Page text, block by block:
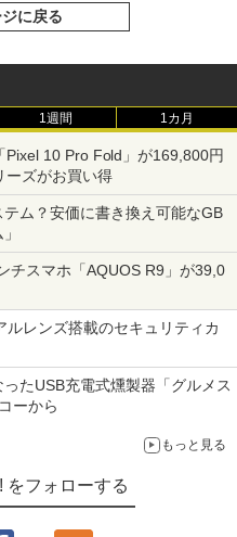
ジに戻る
1週間 1カ月
Pixel 10 Pro Fold」が169,800円
ーズがお買い得
ム？安価に書き換え可能なGB
チスマホ「AQUOS R9」が39,0
レンズ搭載のセキュリティカ
たUSB充電式燻製器「グルメス
ーから
もっと見る
をフォローする